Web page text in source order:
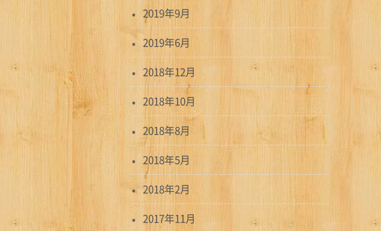
2019年9月
2019年6月
2018年12月
2018年10月
2018年8月
2018年5月
2018年2月
2017年11月